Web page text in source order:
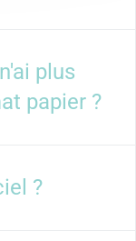
plus
papier ?
?